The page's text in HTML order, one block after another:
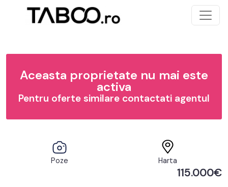
Aceasta proprietate nu mai este
activa
Pentru oferte similare contactati agentul
Poze Harta
115.000€